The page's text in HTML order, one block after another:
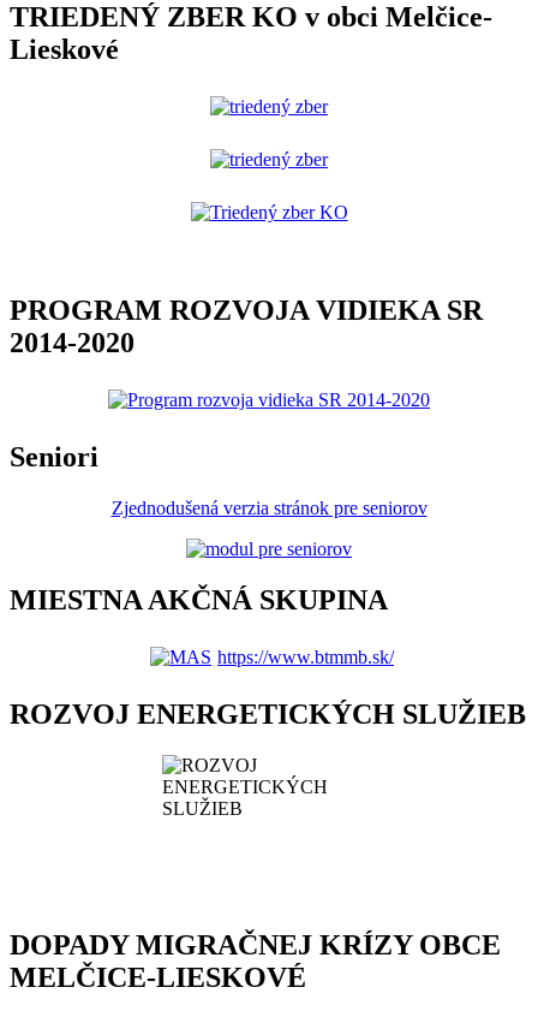
TRIEDENÝ ZBER KO v obci Melčice-
Lieskové
PROGRAM ROZVOJA VIDIEKA SR
2014-2020
Seniori
Zjednodušená verzia stránok pre seniorov
MIESTNA AKČNÁ SKUPINA
https://www.btmmb.sk/
ROZVOJ ENERGETICKÝCH SLUŽIEB
DOPADY MIGRAČNEJ KRÍZY OBCE
MELČICE-LIESKOVÉ